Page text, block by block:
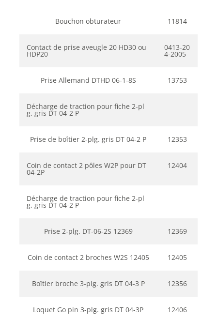
Bouchon obturateur 11814
Contact de prise aveugle 20 HD30 ou
HDP20
0413-20
4-2005
Prise Allemand DTHD 06-1-8S 13753
Décharge de traction pour fiche 2-pl
g. gris DT 04-2 P
Prise de boîtier 2-plg. gris DT 04-2 P 12353
Coin de contact 2 pôles W2P pour DT
04-2P
12404
Décharge de traction pour fiche 2-pl
g. gris DT 04-2 P
Prise 2-plg. DT-06-2S 12369 12369
Coin de contact 2 broches W2S 12405 12405
Boîtier broche 3-plg. gris DT 04-3 P 12356
Loquet Go pin 3-plg. gris DT 04-3P 12406